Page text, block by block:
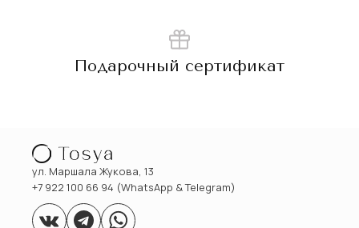
Подарочный сертификат
ул. Маршала Жукова, 13
+7 922 100 66 94 (WhatsApp & Telegram)